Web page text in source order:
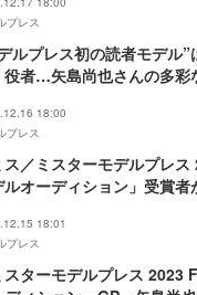
GPインタビュー＞
プレス
ルプレス初の読者モデル
役者…矢島尚也さんの多彩
ョン」GPインタビュー連
18:00
プレス
ス／ミスターモデルプレ
ルオーディション」受賞者
18:01
プレス
スターモデルプレス 2023